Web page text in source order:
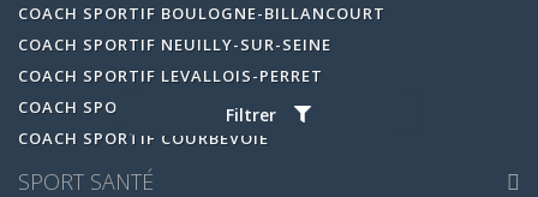
Filtrer
COACH SPORTIF BOULOGNE-BILLANCOURT
COACH SPORTIF NEUILLY-SUR-SEINE
COACH SPORTIF LEVALLOIS-PERRET
COACH SPORTIF ISSY-LES-MOULINEAUX
COACH SPORTIF COURBEVOIE
SPORT SANTÉ